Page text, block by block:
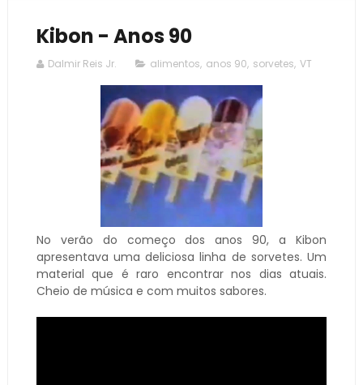
Kibon - Anos 90
Dalmir Reis Jr. alimentos, anos 90, sorvetes, VT
No verão do começo dos anos 90, a Kibon
apresentava uma deliciosa linha de sorvetes. Um
material que é raro encontrar nos dias atuais.
Cheio de música e com muitos sabores.